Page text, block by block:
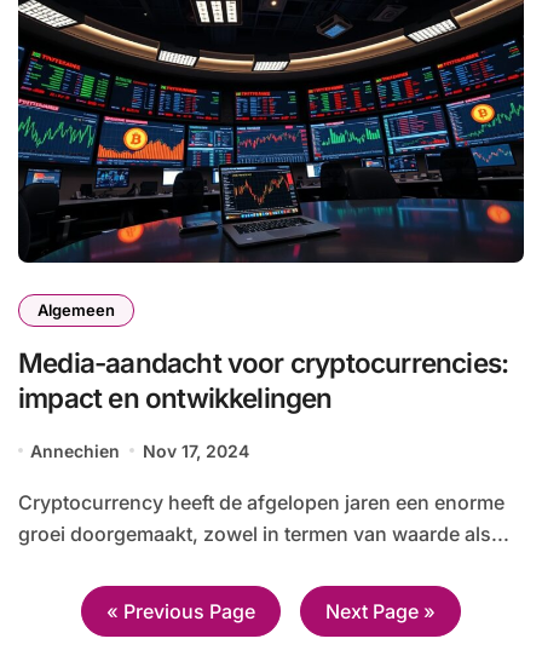
Algemeen
Media-aandacht voor cryptocurrencies:
impact en ontwikkelingen
Annechien Nov 17, 2024
Cryptocurrency heeft de afgelopen jaren een enorme
groei doorgemaakt, zowel in termen van waarde als...
« Previous Page Next Page »